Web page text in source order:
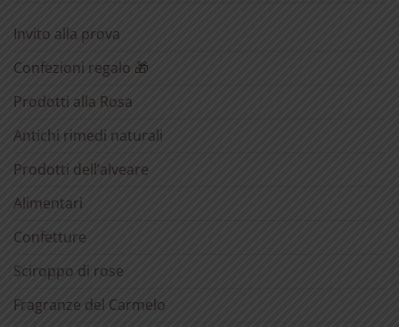
Invito alla prova
Confezioni regalo 🎁
Prodotti alla Rosa
Antichi rimedi naturali
Prodotti dell’alveare
Alimentari
Confetture
Sciroppo di rose
Fragranze del Carmelo